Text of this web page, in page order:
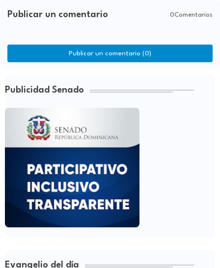
Publicar un comentario 0Comentarios
Publicar un comentario (0)
Publicidad Senado
Evangelio del día